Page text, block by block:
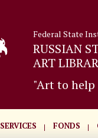
Federal State
RUSSIAN
ART
"Art to
SERVICES FONDS